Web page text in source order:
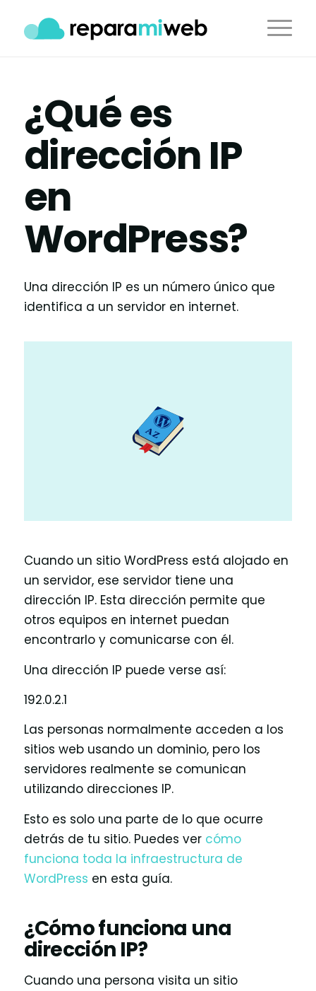
¿Qué es
dirección IP
en
WordPress?
Una dirección IP es un número único que
identifica a un servidor en internet.
Cuando un sitio WordPress está alojado en
un servidor, ese servidor tiene una
dirección IP. Esta dirección permite que
otros equipos en internet puedan
encontrarlo y comunicarse con él.
Una dirección IP puede verse así:
192.0.2.1
Las personas normalmente acceden a los
sitios web usando un dominio, pero los
servidores realmente se comunican
utilizando direcciones IP.
Esto es solo una parte de lo que ocurre
detrás de tu sitio. Puedes ver cómo
funciona toda la infraestructura de
WordPress en esta guía.
¿Cómo funciona una
dirección IP?
Cuando una persona visita un sitio